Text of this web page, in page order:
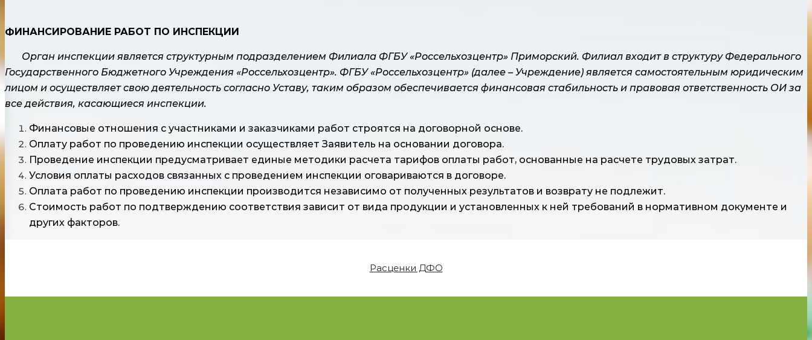
ФИНАНСИРОВАНИЕ РАБОТ ПО ИНСПЕКЦИИ
Орган инспекции является структурным подразделением Филиала ФГБУ «Россельхозцентр» Приморский. Филиал входит в структуру Федерального
Государственного Бюджетного Учреждения «Россельхозцентр». ФГБУ «Россельхозцентр» (далее – Учреждение) является самостоятельным юридическим
лицом и осуществляет свою деятельность согласно Уставу, таким образом обеспечивается финансовая стабильность и правовая ответственность ОИ за
все действия, касающиеся инспекции.
Финансовые отношения с участниками и заказчиками работ строятся на договорной основе.
Оплату работ по проведению инспекции осуществляет Заявитель на основании договора.
Проведение инспекции предусматривает единые методики расчета тарифов оплаты работ, основанные на расчете трудовых затрат.
Условия оплаты расходов связанных с проведением инспекции оговариваются в договоре.
Оплата работ по проведению инспекции производится независимо от полученных результатов и возврату не подлежит.
Стоимость работ по подтверждению соответствия зависит от вида продукции и установленных к ней требований в нормативном документе и
других факторов.
Расценки ДФО